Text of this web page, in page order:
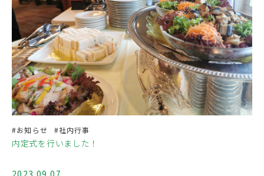
#お知らせ #社内行事
内定式を行いました！
2023.09.07